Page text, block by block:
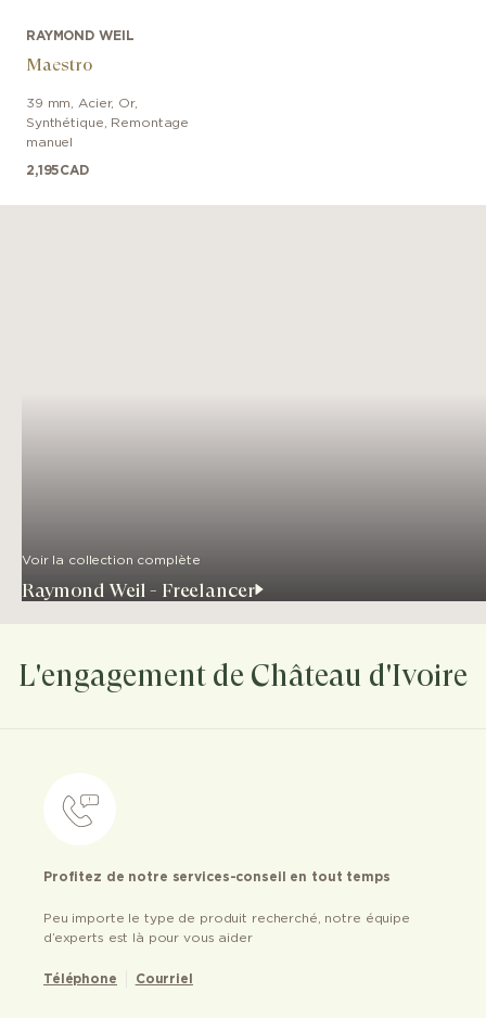
RAYMOND WEIL
Maestro
39 mm Acier, Or,
Synthétique
Remontage
manuel
2,195CAD
Voir la collection complète
Raymond Weil - Freelancer
L'engagement de Château d'Ivoire
Profitez de notre services-conseil en tout temps
Peu importe le type de produit recherché, notre équipe
d’experts est là pour vous aider
Téléphone Courriel